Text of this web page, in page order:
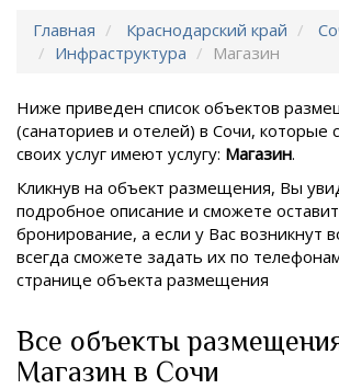
Главная Краснодарский край
Инфраструктура
Магазин
Ниже приведен список объектов
(санаториев и отелей) в Сочи, которые
своих услуг имеют услугу: Магазин.
Кликнув на объект размещения, Вы
подробное описание и сможете
бронирование, а если у Вас возникнут
всегда сможете задать их по
странице объекта размещения
Все объекты
Магазин в Сочи